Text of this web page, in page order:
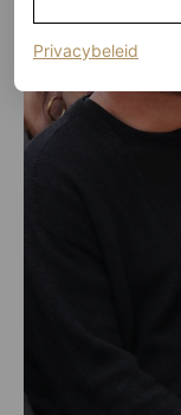
Privacybeleid